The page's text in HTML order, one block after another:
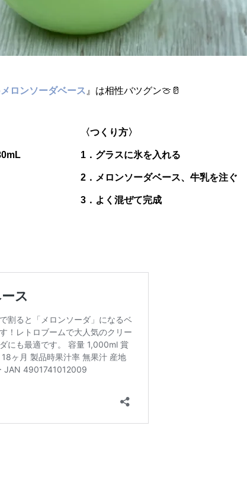
ロンソーダベース 』は相性バツグン🍈🥛
〈つくり方〉
1．グラスに氷を入れる
2．メロンソーダベース、牛乳を注ぐ
3．よく混ぜて完成
【レシピ】推し活ドリ
ブルー”